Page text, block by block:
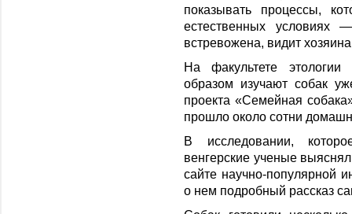
показывать процессы,
естественных условиях
встревожена, видит
На факультете этологии
образом изучают собак
проекта «Семейная
прошло около сотни
В исследовании,
венгерские ученые
сайте научно-популярной
о нем подробный рассказ